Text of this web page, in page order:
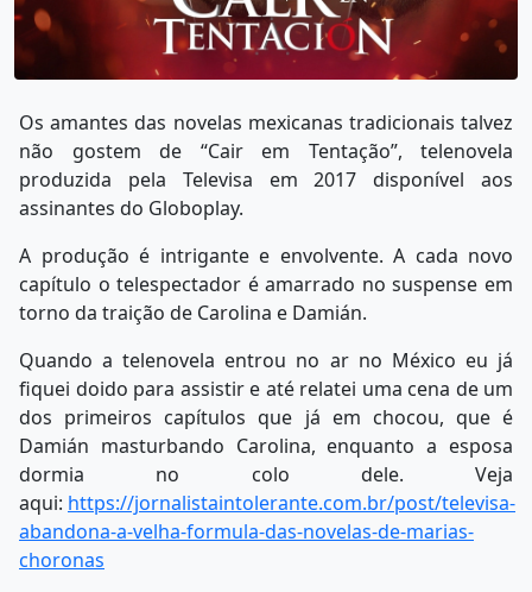
Os amantes das novelas mexicanas tradicionais talvez
não gostem de “Cair em Tentação”, telenovela
produzida pela Televisa em 2017 disponível aos
assinantes do Globoplay.
A produção é intrigante e envolvente. A cada novo
capítulo o telespectador é amarrado no suspense em
torno da traição de Carolina e Damián.
Quando a telenovela entrou no ar no México eu já
fiquei doido para assistir e até relatei uma cena de um
dos primeiros capítulos que já em chocou, que é
Damián masturbando Carolina, enquanto a esposa
dormia no colo dele. Veja
aqui: https://jornalistaintolerante.com.br/post/televisa-
abandona-a-velha-formula-das-novelas-de-marias-
choronas